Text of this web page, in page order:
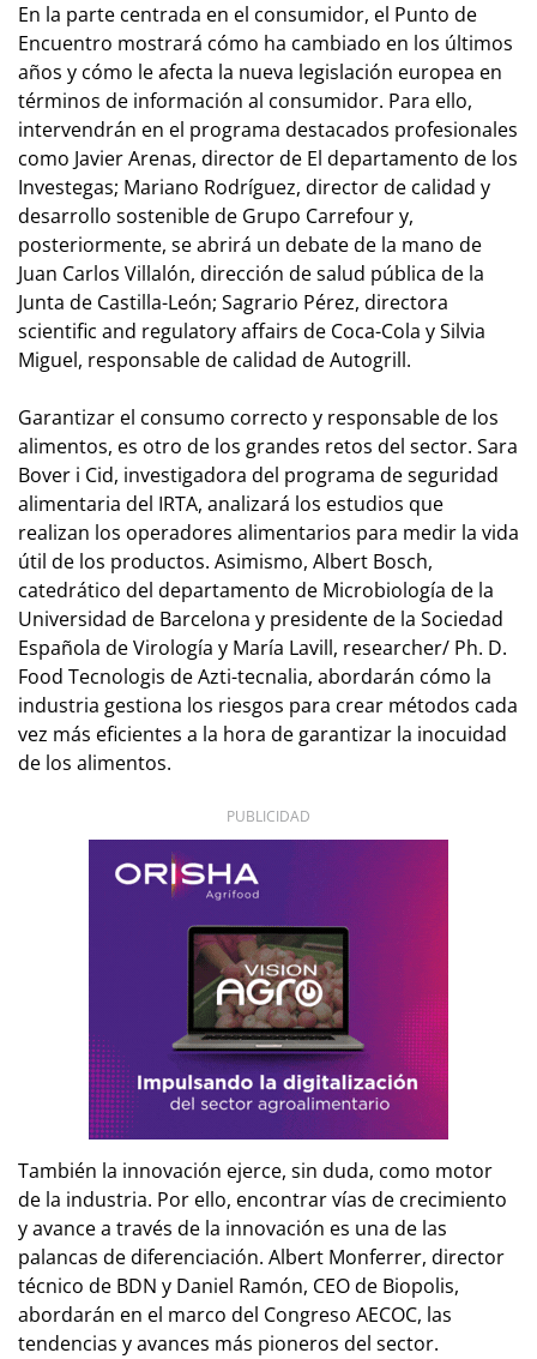
En la parte centrada en el consumidor, el Punto de
Encuentro mostrará cómo ha cambiado en los últimos
años y cómo le afecta la nueva legislación europea en
términos de información al consumidor. Para ello,
intervendrán en el programa destacados profesionales
como Javier Arenas, director de El departamento de los
Investegas; Mariano Rodríguez, director de calidad y
desarrollo sostenible de Grupo Carrefour y,
posteriormente, se abrirá un debate de la mano de
Juan Carlos Villalón, dirección de salud pública de la
Junta de Castilla-León; Sagrario Pérez, directora
scientific and regulatory affairs de Coca-Cola y Silvia
Miguel, responsable de calidad de Autogrill.
Garantizar el consumo correcto y responsable de los
alimentos, es otro de los grandes retos del sector. Sara
Bover i Cid, investigadora del programa de seguridad
alimentaria del IRTA, analizará los estudios que
realizan los operadores alimentarios para medir la vida
útil de los productos. Asimismo, Albert Bosch,
catedrático del departamento de Microbiología de la
Universidad de Barcelona y presidente de la Sociedad
Española de Virología y María Lavill, researcher/ Ph. D.
Food Tecnologis de Azti-tecnalia, abordarán cómo la
industria gestiona los riesgos para crear métodos cada
vez más eficientes a la hora de garantizar la inocuidad
de los alimentos.
PUBLICIDAD
También la innovación ejerce, sin duda, como motor
de la industria. Por ello, encontrar vías de crecimiento
y avance a través de la innovación es una de las
palancas de diferenciación. Albert Monferrer, director
técnico de BDN y Daniel Ramón, CEO de Biopolis,
abordarán en el marco del Congreso AECOC, las
tendencias y avances más pioneros del sector.